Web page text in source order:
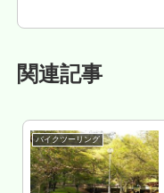
関連記事
バイクツーリング